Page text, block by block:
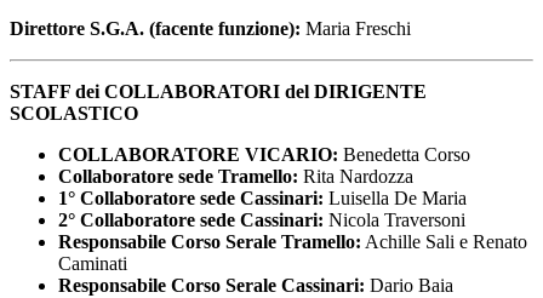
Direttore S.G.A. (facente funzione): Maria Freschi
STAFF dei COLLABORATORI del DIRIGENTE
SCOLASTICO
COLLABORATORE VICARIO: Benedetta Corso
Collaboratore sede Tramello: Rita Nardozza
1° Collaboratore sede Cassinari: Luisella De Maria
2° Collaboratore sede Cassinari: Nicola Traversoni
Responsabile Corso Serale Tramello: Achille Sali e Renato
Caminati
Responsabile Corso Serale Cassinari: Dario Baia